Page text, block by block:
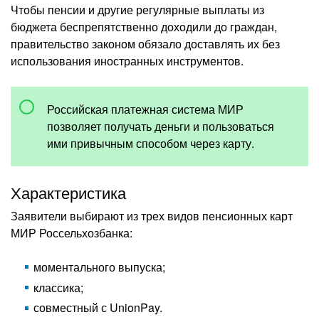
Чтобы пенсии и другие регулярные выплаты из
бюджета беспрепятственно доходили до граждан,
правительство законом обязало доставлять их без
использования иностранных инструментов.
Российская платежная система МИР
позволяет получать деньги и пользоваться
ими привычным способом через карту.
Характеристика
Заявители выбирают из трех видов пенсионных карт
МИР Россельхозбанка:
моментального выпуска;
классика;
совместный с UnionPay.